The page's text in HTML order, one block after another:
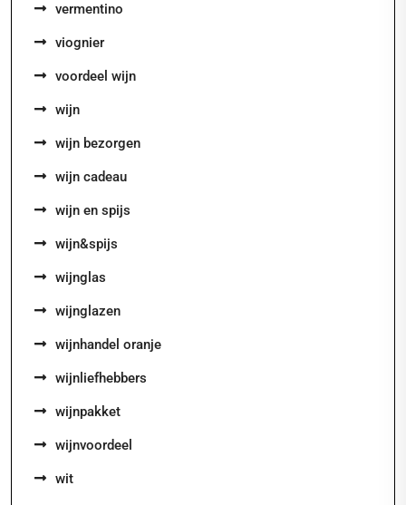
vermentino
viognier
voordeel wijn
wijn
wijn bezorgen
wijn cadeau
wijn en spijs
wijn&spijs
wijnglas
wijnglazen
wijnhandel oranje
wijnliefhebbers
wijnpakket
wijnvoordeel
wit